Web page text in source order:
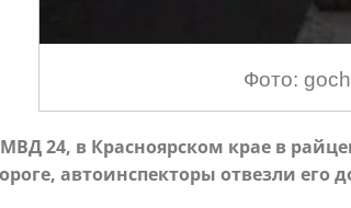
Фото:
24, в Красноярском крае в
автоинспекторы отвезли его